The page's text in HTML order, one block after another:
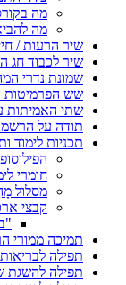
מה
מה
שיר הרעות /
שיר לכבוד חג
שמונת נדרי
שש הפרמיטות
שתי האמיתות
תודה על
תכניות לימוד
חומרי
מסלול
קבצי
תמיכה ממורי
תפילה
תפילה להשגת